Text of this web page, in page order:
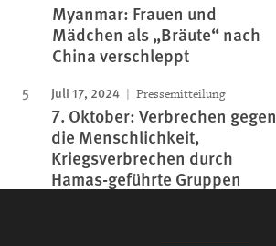
Myanmar: Frauen und
Mädchen als „Bräute“ nach
China verschleppt
Juli 17, 2024 Pressemitteilung
7. Oktober: Verbrechen gegen
die Menschlichkeit,
Kriegsverbrechen durch
Hamas-geführte Gruppen